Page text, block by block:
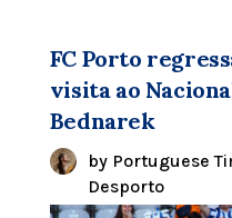
FC Porto
visita ao
Bednarek
by Portuguese
Desporto